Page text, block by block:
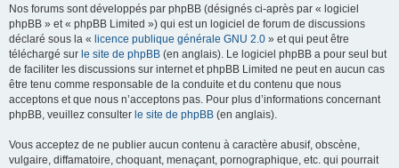
Nos forums sont développés par phpBB (désignés ci-après par « logiciel
phpBB » et « phpBB Limited ») qui est un logiciel de forum de discussions
déclaré sous la « licence publique générale GNU 2.0 » et qui peut être
téléchargé sur le site de phpBB (en anglais). Le logiciel phpBB a pour seul but
de faciliter les discussions sur internet et phpBB Limited ne peut en aucun cas
être tenu comme responsable de la conduite et du contenu que nous
acceptons et que nous n’acceptons pas. Pour plus d’informations concernant
phpBB, veuillez consulter le site de phpBB (en anglais).
Vous acceptez de ne publier aucun contenu à caractère abusif, obscène,
vulgaire, diffamatoire, choquant, menaçant, pornographique, etc. qui pourrait